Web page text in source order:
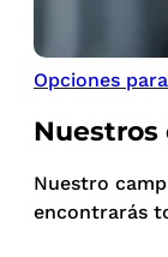
Opciones
Nuestros
Nuestro
encontrarás